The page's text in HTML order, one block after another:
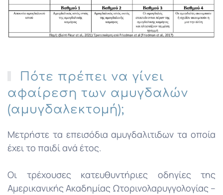
Πότε πρέπει να γίνει
αφαίρεση των αμυγδαλών
(αμυγδαλεκτομή);
Μετρήστε τα επεισόδια αμυγδαλιτιδων τα οποία
έχει το παιδί ανά έτος.
Οι τρέχουσες κατευθυντήριες οδηγίες της
Αμερικανικής Ακαδημίας Ωτορινολαρυγγολογίας –